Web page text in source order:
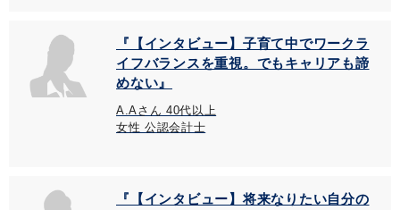
『【インタビュー】子育て中でワークラ
イフバランスを重視。でもキャリアも諦
めない』
A.Aさん 40代以上
女性 公認会計士
『【インタビュー】将来なりたい自分の